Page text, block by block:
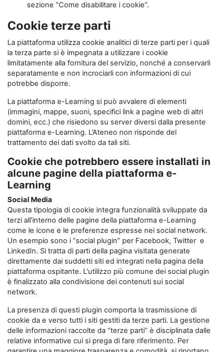
sezione “Come disabilitare i cookie”.
Cookie terze parti
La piattaforma utilizza cookie analitici di terze parti per i quali
la terza parte si è impegnata a utilizzare i cookie
limitatamente alla fornitura del servizio, nonché a conservarli
separatamente e non incrociarli con informazioni di cui
potrebbe disporre.
La piattaforma e-Learning si può avvalere di elementi
(immagini, mappe, suoni, specifici link a pagine web di altri
domini, ecc.) che risiedono su server diversi dalla presente
piattaforma e-Learning. L’Ateneo non risponde del
trattamento dei dati svolto da tali siti.
Cookie che potrebbero essere installati in
alcune pagine della piattaforma e-
Learning
Social Media
Questa tipologia di cookie integra funzionalità sviluppate da
terzi all’interno delle pagine della piattaforma e-Learning
come le icone e le preferenze espresse nei social network.
Un esempio sono i “social plugin” per Facebook, Twitter e
LinkedIn. Si tratta di parti della pagina visitata generate
direttamente dai suddetti siti ed integrati nella pagina della
piattaforma ospitante. L'utilizzo più comune dei social plugin
è finalizzato alla condivisione dei contenuti sui social
network.
La presenza di questi plugin comporta la trasmissione di
cookie da e verso tutti i siti gestiti da terze parti. La gestione
delle informazioni raccolte da “terze parti” è disciplinata dalle
relative informative cui si prega di fare riferimento. Per